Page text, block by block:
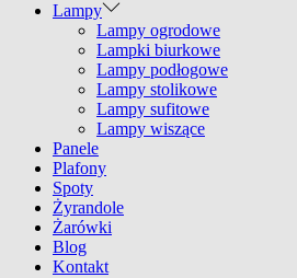
Lampy
Lampy ogrodowe
Lampki biurkowe
Lampy podłogowe
Lampy stolikowe
Lampy sufitowe
Lampy wiszące
Panele
Plafony
Spoty
Żyrandole
Żarówki
Blog
Kontakt